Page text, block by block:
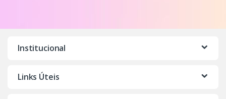
Institucional
Links Úteis